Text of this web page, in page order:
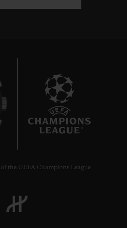
the UEFA Champions League